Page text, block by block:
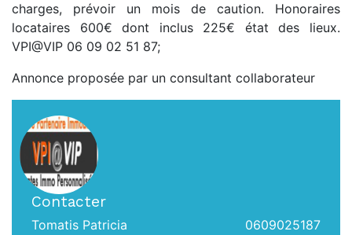
charges, prévoir un mois de caution. Honoraires
locataires 600€ dont inclus 225€ état des lieux.
VPI@VIP 06 09 02 51 87;
Annonce proposée par un consultant collaborateur
Contacter
Tomatis Patricia
0609025187